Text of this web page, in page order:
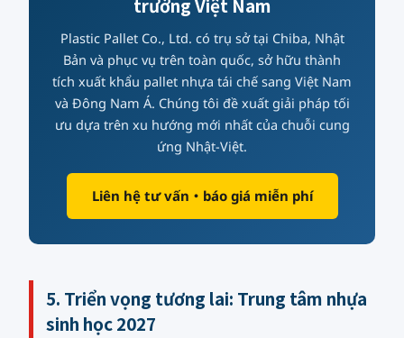
trường Việt Nam
Plastic Pallet Co., Ltd. có trụ sở tại Chiba, Nhật
Bản và phục vụ trên toàn quốc, sở hữu thành
tích xuất khẩu pallet nhựa tái chế sang Việt Nam
và Đông Nam Á. Chúng tôi đề xuất giải pháp tối
ưu dựa trên xu hướng mới nhất của chuỗi cung
ứng Nhật-Việt.
Liên hệ tư vấn・báo giá miễn phí
5. Triển vọng tương lai: Trung tâm nhựa
sinh học 2027